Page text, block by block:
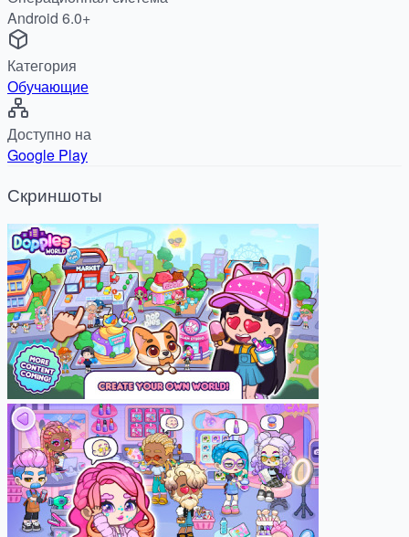
Android 6.0+
Категория
Обучающие
Доступно на
Google Play
Скриншоты